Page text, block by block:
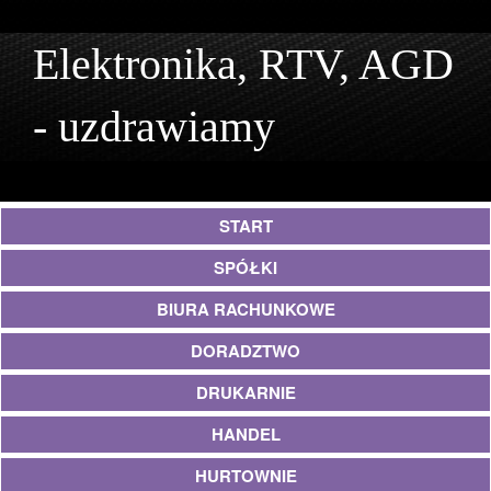
Elektronika, RTV, AGD
- uzdrawiamy
START
SPÓŁKI
BIURA RACHUNKOWE
DORADZTWO
DRUKARNIE
HANDEL
HURTOWNIE